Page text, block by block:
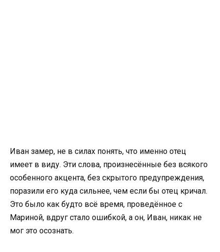
Иван замер, не в силах понять, что именно отец
имеет в виду. Эти слова, произнесённые без всякого
особенного акцента, без скрытого предупреждения,
поразили его куда сильнее, чем если бы отец кричал.
Это было как будто всё время, проведённое с
Мариной, вдруг стало ошибкой, а он, Иван, никак не
мог это осознать.